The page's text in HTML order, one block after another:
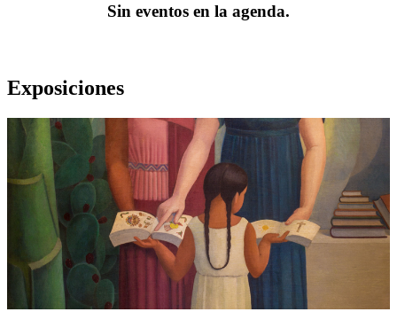
Sin eventos en la agenda.
Exposiciones